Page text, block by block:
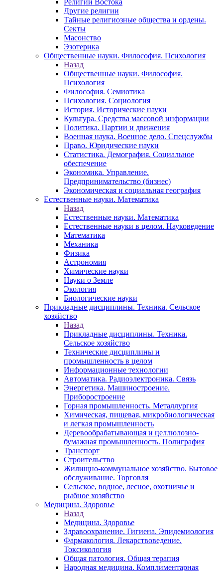
Религии Востока
Другие религии
Тайные религиозные общества и ордены.
Секты
Масонство
Эзотерика
Общественные науки. Философия. Психология
Назад
Общественные науки. Философия.
Психология
Философия. Семиотика
Психология. Социология
История. Исторические науки
Культура. Средства массовой информации
Политика. Партии и движения
Военная наука. Военное дело. Спецслужбы
Право. Юридические науки
Статистика. Демография. Социальное
обеспечение
Экономика. Управление.
Предпринимательство (бизнес)
Экономическая и социальная география
Естественные науки. Математика
Назад
Естественные науки. Математика
Естественные науки в целом. Науковедение
Математика
Механика
Физика
Астрономия
Химические науки
Науки о Земле
Экология
Биологические науки
Прикладные дисциплины. Техника. Сельское
хозяйство
Назад
Прикладные дисциплины. Техника.
Сельское хозяйство
Технические дисциплины и
промышленность в целом
Информационные технологии
Автоматика. Радиоэлектроника. Связь
Энергетика. Машиностроение.
Приборостроение
Горная промышленность. Металлургия
Химическая, пищевая, микробиологическая
и легкая промышленность
Деревообрабатывающая и целлюлозно-
бумажная промышленность. Полиграфия
Транспорт
Строительство
Жилищно-коммунальное хозяйство. Бытовое
обслуживание. Торговля
Сельское, водное, лесное, охотничье и
рыбное хозяйство
Медицина. Здоровье
Назад
Медицина. Здоровье
Здравоохранение. Гигиена. Эпидемиология
Фармакология. Лекарствоведение.
Токсикология
Общая патология. Общая терапия
Народная медицина. Комплиментарная